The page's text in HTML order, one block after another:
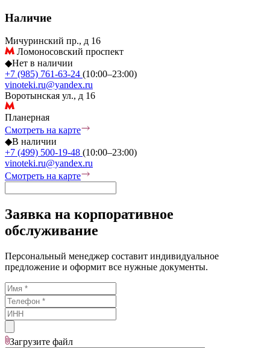
Наличие
Мичуринский пр., д 16
Ломоносовский проспект
◆Нет в наличии
+7 (985) 761-63-24 (10:00–23:00)
vinoteki.ru@yandex.ru
Воротынская ул., д 16
Планерная
Смотреть на карте
◆В наличии
+7 (499) 500-19-48 (10:00–23:00)
vinoteki.ru@yandex.ru
Смотреть на карте
Заявка на корпоративное
обслуживание
Персональный менеджер составит индивидуальное
предложение и оформит все нужные документы.
Загрузите файл